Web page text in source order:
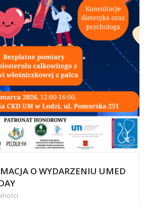
O WYDARZENIU UMED